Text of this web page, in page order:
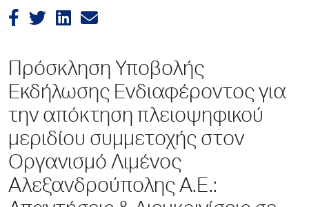
Πρόσκληση Υποβολής
Εκδήλωσης Ενδιαφέροντος για
την απόκτηση πλειοψηφικού
μεριδίου συμμετοχής στον
Οργανισμό Λιμένος
Αλεξανδρούπολης Α.Ε.: